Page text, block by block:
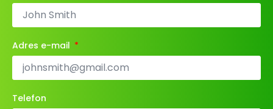
Adres e-mail
Telefon